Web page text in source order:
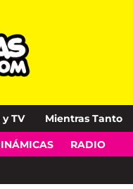
TV Mientras Tanto
RADIO